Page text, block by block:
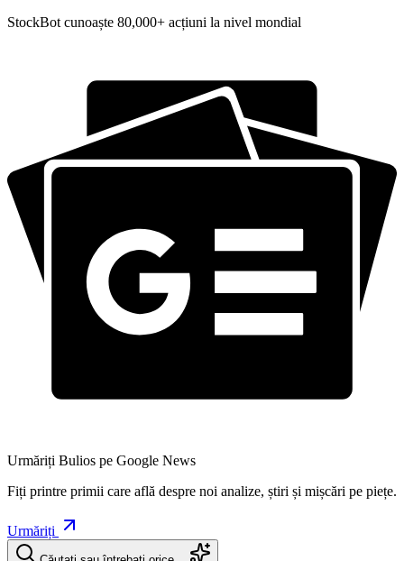
StockBot cunoaște 80,000+ acțiuni la nivel mondial
Urmăriți Bulios pe Google News
Fiți printre primii care află despre noi analize, știri și mișcări pe piețe.
Urmăriți